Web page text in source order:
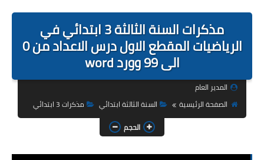
التربية التحضيرية
السنة الاولى ابتدائي
السنة الثالثة ابتدائي
مذكرات السنة الثالثة 3 ابتدائي في
الرياضيات المقطع الاول درس الاعداد من 0
الى 99 وورد word
المدير العام
الصفحة الرئيسية
السنة الثالثة ابتدائي
مذكرات 3 ابتدائي
الحجم